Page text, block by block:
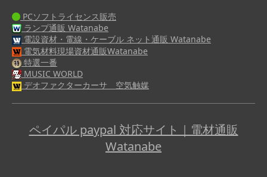
PCソフトライセンス販売
ランプ通販 Watanabe
電設資材・電線・ケーブル ネット通販 Watanabe
電気材料現場資材通販Watanabe
特選一番
MUSIC WORLD
デオファクターカーサ 空気触媒
ペイパル paypal 対応サイト｜電材通販
Watanabe